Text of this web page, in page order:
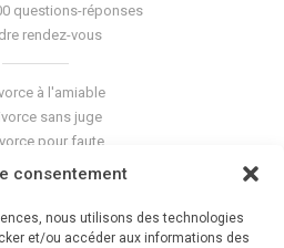
consentement
nous utilisons des technologies
et/ou accéder aux informations des
questions-réponses
rendez-vous
à l'amiable
sans juge
pour faute
accepté
de corps
conjugales